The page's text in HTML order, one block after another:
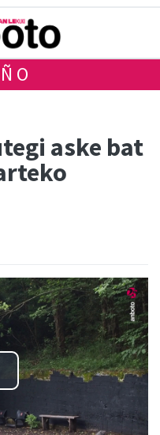
aske bat